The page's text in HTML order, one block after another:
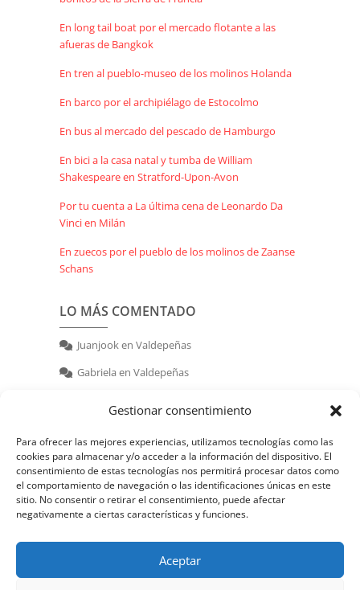
Gestionar consentimiento
Para ofrecer las mejores experiencias, utilizamos tecnologías como las
cookies para almacenar y/o acceder a la información del dispositivo. El
consentimiento de estas tecnologías nos permitirá procesar datos como
el comportamiento de navegación o las identificaciones únicas en este
sitio. No consentir o retirar el consentimiento, puede afectar
negativamente a ciertas características y funciones.
Aceptar
En long tail boat por el mercado flotante a las
afueras de Bangkok
En tren al pueblo-museo de los molinos Holanda
En barco por el archipiélago de Estocolmo
En bus al mercado del pescado de Hamburgo
En bici a la casa natal y tumba de William
Shakespeare en Stratford-Upon-Avon
Por tu cuenta a La última cena de Leonardo Da
Vinci en Milán
En zuecos por el pueblo de los molinos de Zaanse
Schans
LO MÁS COMENTADO
Juanjooken Valdepeñas
Gabriela en Valdepeñas